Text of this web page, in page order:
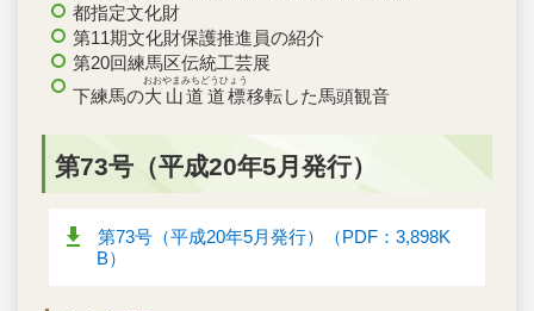
都指定文化財
第11期文化財保護推進員の紹介
第20回練馬区伝統工芸展
下練馬の大山道道標
おおやまみちどうひょう
移転した馬頭観音
第73号（平成20年5月発行）
第73号（平成20年5月発行）（PDF：3,898K
B）